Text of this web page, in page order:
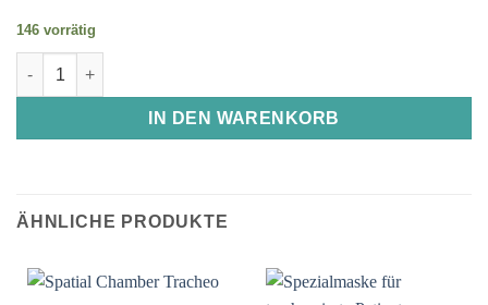
146 vorrätig
Air Liquide Maske für Säuglinge 0-2 Jahre Menge
IN DEN WARENKORB
ÄHNLICHE PRODUKTE